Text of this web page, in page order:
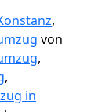
,
von
,
,
in